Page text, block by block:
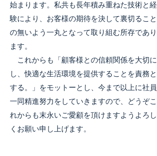
始まります。私共も長年積み重ねた技術と経
験により、お客様の期待を決して裏切ること
の無いよう一丸となって取り組む所存であり
ます。
これからも「顧客様との信頼関係を大切に
し、快適な生活環境を提供することを責務と
する。」をモットーとし、今まで以上に社員
一同精進努力をしていきますので、どうぞこ
れからも末永いご愛顧を頂けますようよろし
くお願い申し上げます。